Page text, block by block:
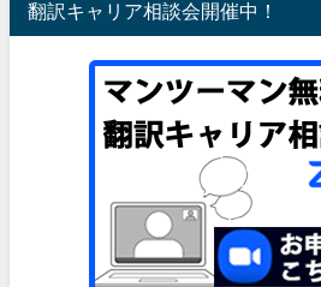
翻訳キャリア相談会開催中！